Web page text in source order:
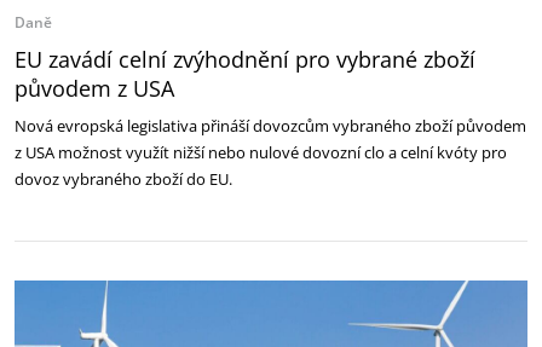
Daně
EU zavádí celní zvýhodnění pro vybrané zboží
původem z USA
Nová evropská legislativa přináší dovozcům vybraného zboží původem
z USA možnost využít nižší nebo nulové dovozní clo a celní kvóty pro
dovoz vybraného zboží do EU.